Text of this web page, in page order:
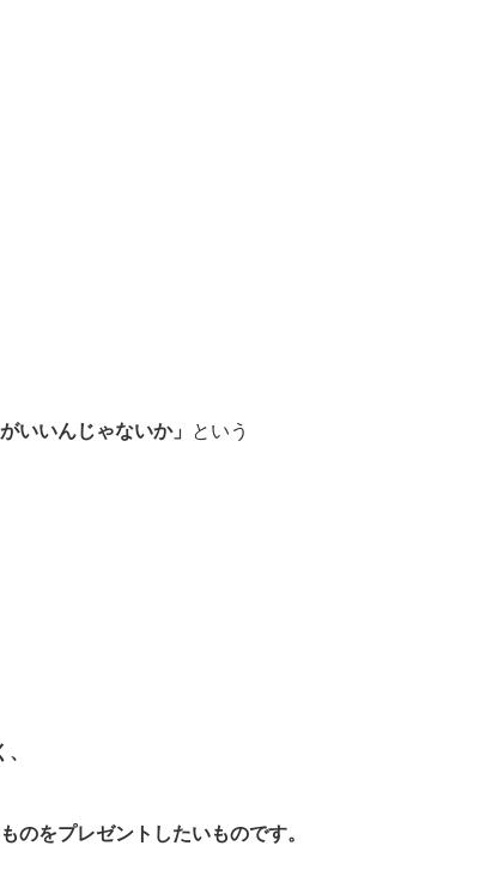
いいんじゃないか」 という
のをプレゼントしたいものです。